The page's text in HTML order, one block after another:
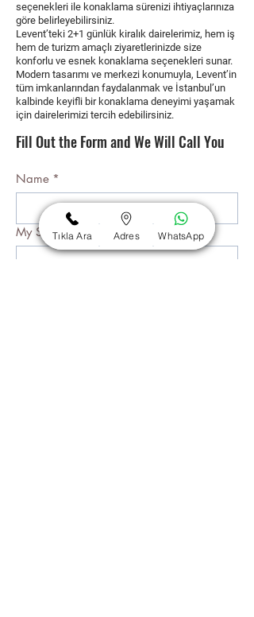
seçenekleri ile konaklama sürenizi ihtiyaçlarınıza
göre belirleyebilirsiniz.
Levent’teki 2+1 günlük kiralık dairelerimiz, hem iş
hem de turizm amaçlı ziyaretlerinizde size
konforlu ve esnek konaklama seçenekleri sunar.
Modern tasarımı ve merkezi konumuyla, Levent’in
tüm imkanlarından faydalanmak ve İstanbul’un
kalbinde keyifli bir konaklama deneyimi yaşamak
için dairelerimizi tercih edebilirsiniz.
Fill Out the Form and We Will Call You
Name *
My Surname *
Tıkla Ara Adres WhatsApp